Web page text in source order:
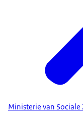
Ministerie van